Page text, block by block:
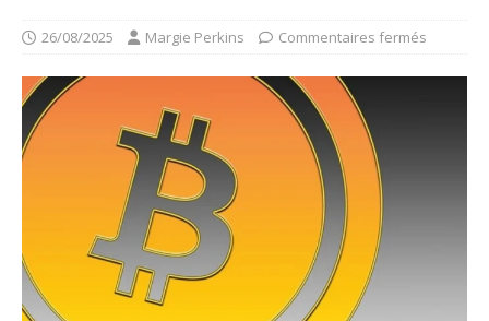
26/08/2025 Margie Perkins Commentaires fermés